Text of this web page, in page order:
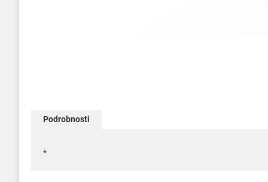
galérie
Podrobnosti
*